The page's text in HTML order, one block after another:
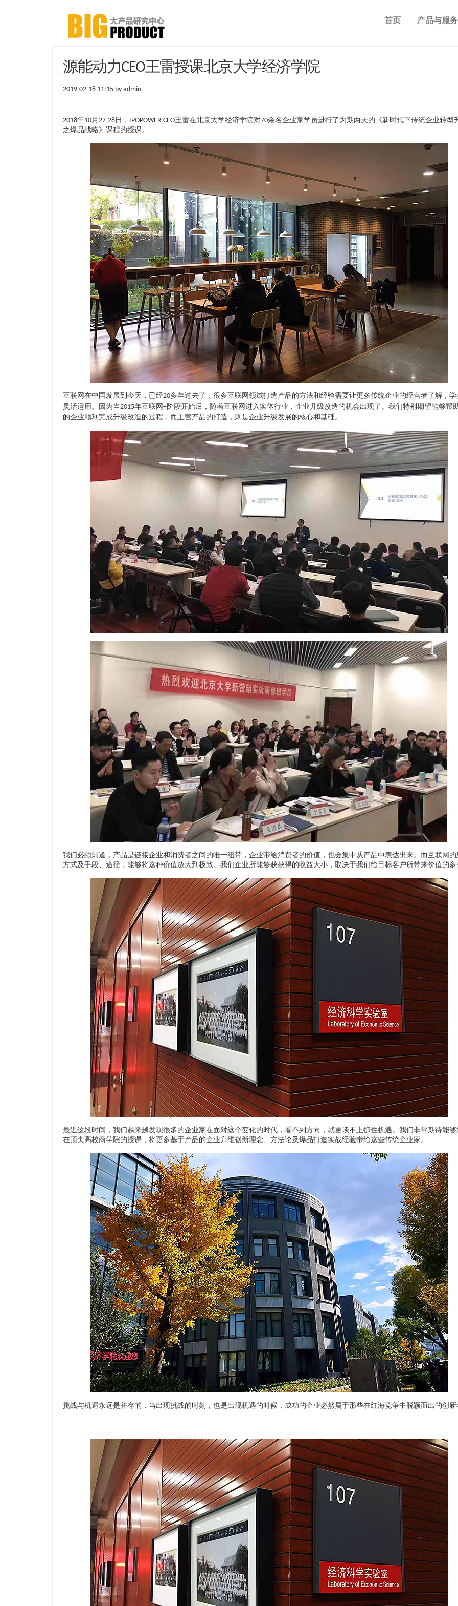
首页 产品与服务
源能动力CEO王雷授课北京大学经济学院
2019-02-18 11:15 by admin
2018年10月27-28日，IPOPOWER CEO王雷在北京大学经济学院对70余名企业家学员进行了为期两天的《新时代下传统企业转型
之爆品战略》课程的授课。
互联网在中国发展到今天，已经20多年过去了，很多互联网领域打造产品的方法和经验需要让更多传统企业的经营者了解，学
灵活运用。因为当2015年互联网+阶段开始后，随着互联网进入实体行业，企业升级改造的机会出现了。我们特别期望能够帮
的企业顺利完成升级改造的过程，而主营产品的打造，则是企业升级发展的核心和基础。
我们必须知道，产品是链接企业和消费者之间的唯一纽带，企业带给消费者的价值，也会集中从产品中表达出来。而互联网的
方式及手段、途径，能够将这种价值放大到极致。我们企业所能够获获得的收益大小，取决于我们给目标客户所带来价值的多
最近这段时间，我们越来越发现很多的企业家在面对这个变化的时代，看不到方向，就更谈不上抓住机遇。我们非常期待能够
在顶尖高校商学院的授课，将更多基于产品的企业升维创新理念、方法论及爆品打造实战经验带给这些传统企业家。
挑战与机遇永远是并存的，当出现挑战的时刻，也是出现机遇的时候，成功的企业必然属于那些在红海竞争中脱颖而出的创新